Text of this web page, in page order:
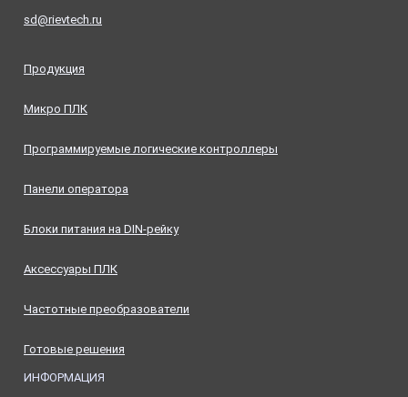
sd@rievtech.ru
Продукция
Микро ПЛК
Программируемые логические контроллеры
Панели оператора
Блоки питания на DIN-рейку
Аксессуары ПЛК
Частотные преобразователи
Готовые решения
ИНФОРМАЦИЯ